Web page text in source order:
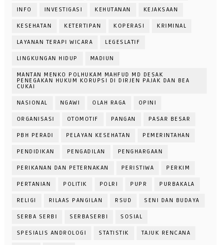
INFO INVESTIGASI KEHUTANAN KEJAKSAAN
KESEHATAN KETERTIPAN KOPERASI KRIMINAL
LAYANAN TERAPI WICARA LEGESLATIF
LINGKUNGAN HIDUP MADIUN
MANTAN MENKO POLHUKAM MAHFUD MD DESAK
PENEGAKAN HUKUM KORUPSI DI DIRJEN PAJAK DAN BEA
CUKAI
NASIONAL NGAWI OLAH RAGA OPINI
ORGANISASI OTOMOTIF PANGAN PASAR BESAR
PBH PERADI PELAYAN KESEHATAN PEMERINTAHAN
PENDIDIKAN PENGADILAN PENGHARGAAN
PERIKANAN DAN PETERNAKAN PERISTIWA PERKIM
PERTANIAN POLITIK POLRI PUPR PURBAKALA
RELIGI RILAAS PANGILAN RSUD SENI DAN BUDAYA
SERBA SERBI SERBASERBI SOSIAL
SPESIALIS ANDROLOGI STATISTIK TAJUK RENCANA